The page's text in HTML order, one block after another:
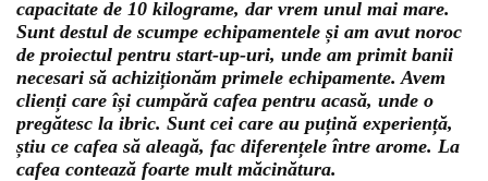
capacitate de 10 kilograme, dar vrem unul mai mare.
Sunt destul de scumpe echipamentele și am avut noroc
de proiectul pentru start-up-uri, unde am primit banii
necesari să achiziționăm primele echipamente. Avem
clienți care își cumpără cafea pentru acasă, unde o
pregătesc la ibric. Sunt cei care au puțină experiență,
știu ce cafea să aleagă, fac diferențele între arome. La
cafea contează foarte mult măcinătura.